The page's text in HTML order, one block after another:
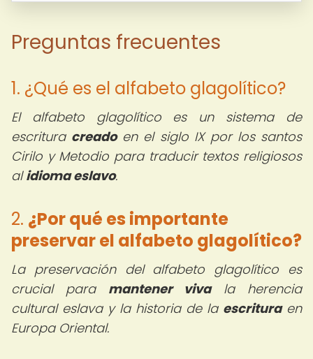
Preguntas frecuentes
1. ¿Qué es el alfabeto glagolítico?
El alfabeto glagolítico es un sistema de
escritura creadoen el siglo IX por los santos
Cirilo y Metodio para traducir textos religiosos
alidioma eslavo.
2. ¿Por qué es importante
preservar el alfabeto glagolítico?
La preservación del alfabeto glagolítico es
crucial para mantener vivala herencia
cultural eslava y la historia de la escrituraen
Europa Oriental.